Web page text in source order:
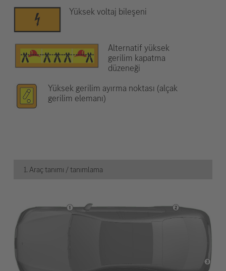
Yüksek voltaj bileşeni
Alternatif yüksek
gerilim kapatma
düzeneği
Yüksek gerilim ayırma noktası (alçak
gerilim elemanı)
1. Araç tanımı / tanımlama